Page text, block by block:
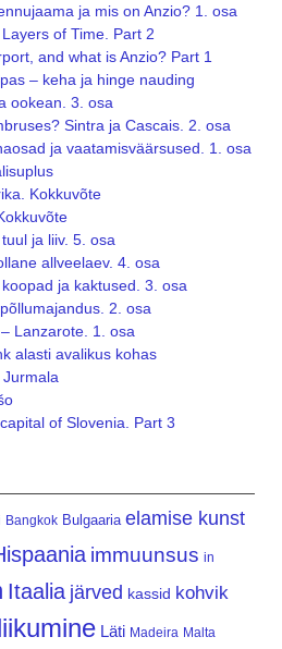
ja mis on Anzio? 1. osa
of Time. Part 2
and what is Anzio? Part 1
– keha ja hinge nauding
ookean. 3. osa
Sintra ja Cascais. 2. osa
ja vaatamisväärsused. 1. osa
Kokkuvõte
ja liiv. 5. osa
allveelaev. 4. osa
ja kaktused. 3. osa
2. osa
Lanzarote. 1. osa
alasti avalikus kohas
of Slovenia. Part 3
Bangkok Bulgaaria elamise kunst
immuunsus in
Itaalia järved kassid kohvik
Läti Madeira Malta